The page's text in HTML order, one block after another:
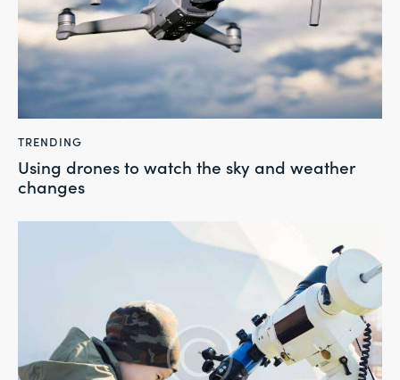
TRENDING
Using drones to watch the sky and weather
changes